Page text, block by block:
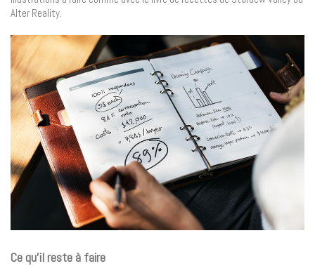
Alter Reality.
Ce qu’il reste à faire